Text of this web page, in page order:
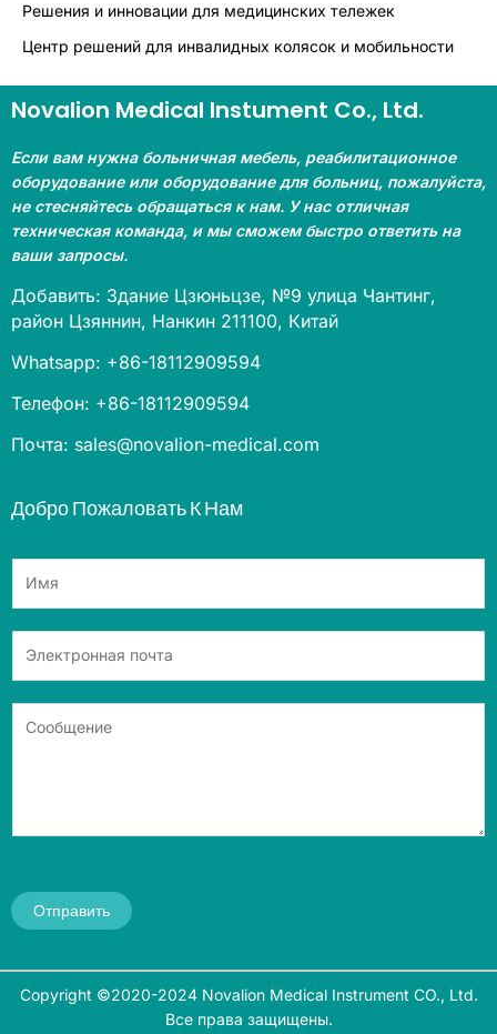
Решения и инновации для медицинских тележек
Центр решений для инвалидных колясок и мобильности
Novalion Medical Instument Co., Ltd.
Если вам нужна больничная мебель, реабилитационное
оборудование или оборудование для больниц, пожалуйста,
не стесняйтесь обращаться к нам. У нас отличная
техническая команда, и мы сможем быстро ответить на
ваши запросы.
Добавить: Здание Цзюньцзе, №9 улица Чантинг,
район Цзяннин, Нанкин 211100, Китай
Whatsapp: +86-18112909594
Телефон: +86-18112909594
Почта: sales@novalion-medical.com
Добро Пожаловать К Нам
Отправить
Copyright ©2020-2024 Novalion Medical Instrument CO., Ltd.
Все права защищены.